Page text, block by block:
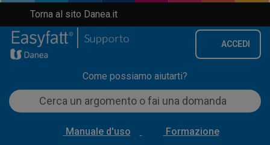
Torna al sito Danea.it
ACCEDI
Come possiamo aiutarti?
Manuale d'uso Formazione